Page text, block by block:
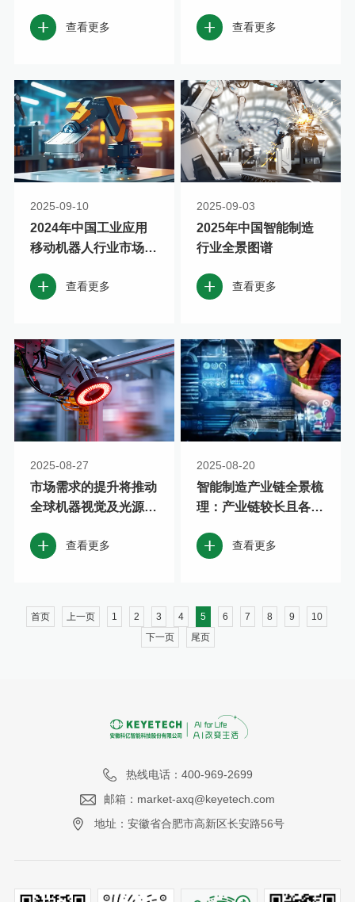
查看更多 查看更多
2025-09-10
2024年中国工业应用
移动机器人行业市场规
查看更多
2025-09-03
2025年中国智能制造
行业全景图谱
查看更多
2025-08-27
市场需求的提升将推动
全球机器视觉及光源等
查看更多
2025-08-20
智能制造产业链全景梳
理：产业链较长且各环
查看更多
首页 上一页 1 2 3 4 5 6 7 8 9
10
下一页
尾页
热线电话：400-969-2699
邮箱：market-axq@keyetech.com
地址：安徽省合肥市高新区长安路56号